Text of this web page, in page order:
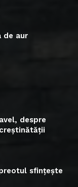
de aur
despre
sfințește